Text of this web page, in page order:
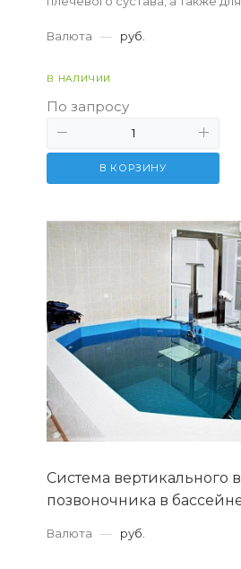
неподвижностью.
Валюта — руб.
В НАЛИЧИИ
По запросу
В КОРЗИНУ
Система вертикального
позвоночника в
Валюта — руб.